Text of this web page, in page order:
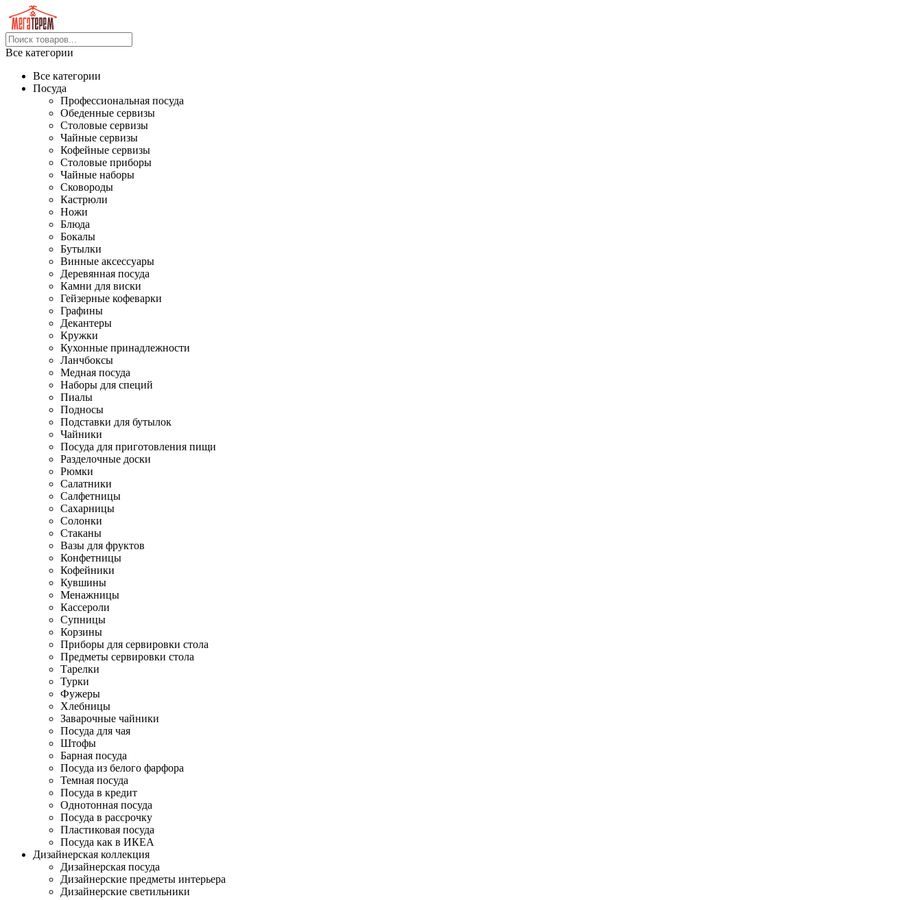
Все категории
Все категории
Посуда
Профессиональная посуда
Обеденные сервизы
Столовые сервизы
Чайные сервизы
Кофейные сервизы
Столовые приборы
Чайные наборы
Сковороды
Кастрюли
Ножи
Блюда
Бокалы
Бутылки
Винные аксессуары
Деревянная посуда
Камни для виски
Гейзерные кофеварки
Графины
Декантеры
Кружки
Кухонные принадлежности
Ланчбоксы
Медная посуда
Наборы для специй
Пиалы
Подносы
Подставки для бутылок
Чайники
Посуда для приготовления пищи
Разделочные доски
Рюмки
Салатники
Салфетницы
Сахарницы
Солонки
Стаканы
Вазы для фруктов
Конфетницы
Кофейники
Кувшины
Менажницы
Кассероли
Супницы
Корзины
Приборы для сервировки стола
Предметы сервировки стола
Тарелки
Турки
Фужеры
Хлебницы
Заварочные чайники
Посуда для чая
Штофы
Барная посуда
Посуда из белого фарфора
Темная посуда
Посуда в кредит
Однотонная посуда
Посуда в рассрочку
Пластиковая посуда
Посуда как в ИКЕА
Дизайнерская коллекция
Дизайнерская посуда
Дизайнерские предметы интерьера
Дизайнерские светильники